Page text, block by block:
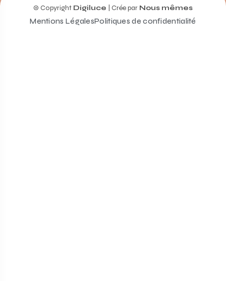
© Copyright Digiluce | Crée par Nous mêmes
Mentions LégalesPolitiques de confidentialité